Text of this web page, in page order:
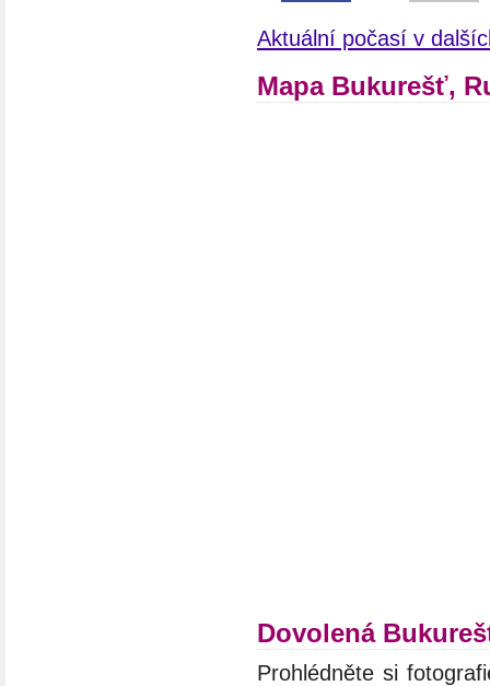
Aktuální počasí v
Mapa Bukurešť,
Dovolená
Prohlédněte si